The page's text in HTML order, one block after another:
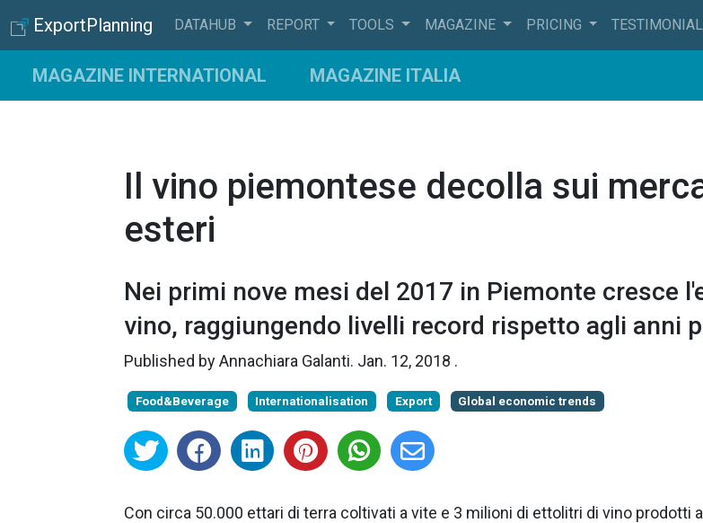
ExportPlanning DATAHUB REPORT TOOLS MAGAZINE PRICING TESTIMONIAL
MAGAZINE INTERNATIONAL MAGAZINE ITALIA
Il vino piemontese decolla sui
esteri
Nei primi nove mesi del 2017 in Piemonte cresce
vino, raggiungendo livelli record rispetto agli anni
Published byAnnachiara Galanti. Jan. 12, 2018 .
Food&Beverage Internationalisation Export Global economic trends
Con circa 50.000 ettari di terra coltivati a vite e 3 milioni di ettolitri di vino prodotti